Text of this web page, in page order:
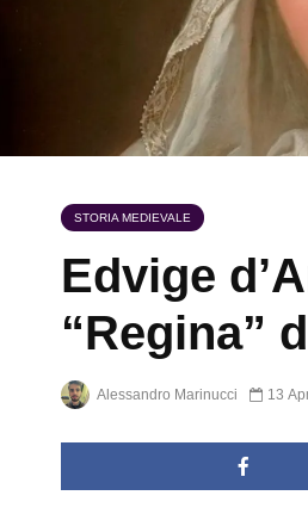
STORIA MEDIEVALE
Edvige
“Regina”
Alessandro Marinucci 13